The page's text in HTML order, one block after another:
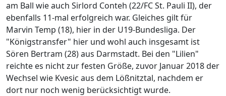
am Ball wie auch Sirlord Conteh (22/FC St. Pauli II), der
ebenfalls 11-mal erfolgreich war. Gleiches gilt für
Marvin Temp (18), hier in der U19-Bundesliga. Der
"Königstransfer" hier und wohl auch insgesamt ist
Sören Bertram (28) aus Darmstadt. Bei den "Lilien"
reichte es nicht zur festen Größe, zuvor Januar 2018 der
Wechsel wie Kvesic aus dem Lößnitztal, nachdem er
dort nur noch wenig berücksichtigt wurde.